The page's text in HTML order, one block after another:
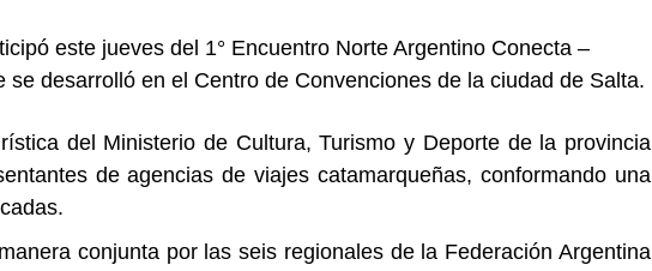
este jueves del 1° Encuentro Norte Argentino Conecta –
se desarrolló en el Centro de Convenciones de la ciudad de Salta.
del Ministerio de Cultura, Turismo y Deporte de la provincia
de agencias de viajes catamarqueñas, conformando una
conjunta por las seis regionales de la Federación Argentina